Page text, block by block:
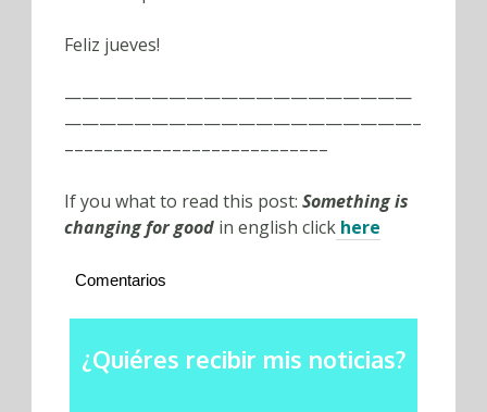
Feliz jueves!
————————————————————
————————————————————–
–––––––––––––––––––––––––––
If you what to read this post: Something is
changing for good in english click here
Comentarios
¿Quiéres recibir mis noticias?